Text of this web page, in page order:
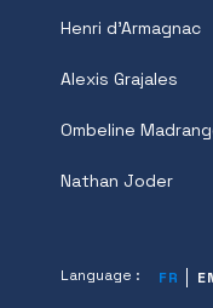
Henri d’Armagnac
Alexis Grajales
Ombeline
Nathan Joder
Language : FR